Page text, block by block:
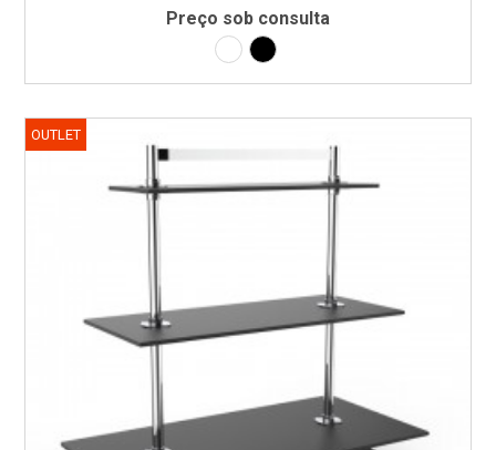
Preço sob consulta
Laminado branco
Laminado preto
OUTLET